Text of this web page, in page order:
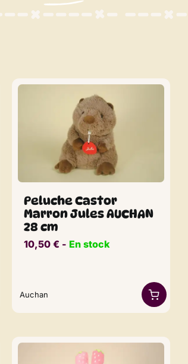
Peluche Castor
Marron Jules AUCHAN
28 cm
10,50 € ​​ - En stock
Auchan